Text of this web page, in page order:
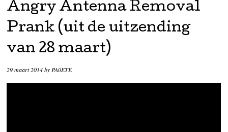
Angry Antenna Removal
Prank (uit de uitzending
van 28 maart)
29 maart 2014byPA0ETE